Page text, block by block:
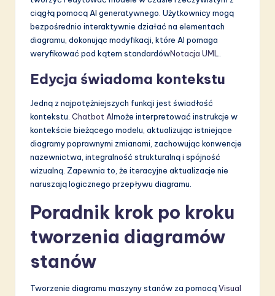
ciągłą pomocą AI generatywnego. Użytkownicy mogą
bezpośrednio interaktywnie działać na elementach
diagramu, dokonując modyfikacji, które AI pomaga
weryfikować pod kątem standardówNotacja UML.
Edycja świadoma kontekstu
Jedną z najpotężniejszych funkcji jest świadłość
kontekstu. Chatbot AImoże interpretować instrukcje w
kontekście bieżącego modelu, aktualizując istniejące
diagramy poprawnymi zmianami, zachowując konwencje
nazewnictwa, integralność strukturalną i spójność
wizualną. Zapewnia to, że iteracyjne aktualizacje nie
naruszają logicznego przepływu diagramu.
Poradnik krok po kroku
tworzenia diagramów
stanów
Tworzenie diagramu maszyny stanów za pomocąVisual